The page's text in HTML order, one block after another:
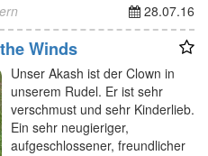
28.07.16
Winds
Unser Akash ist der Clown in
unserem Rudel. Er ist sehr
verschmust und sehr Kinderlieb.
Ein sehr neugieriger,
aufgeschlossener, freundlicher